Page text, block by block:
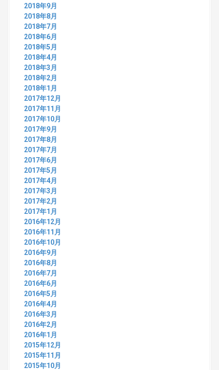
2018年9月
2018年8月
2018年7月
2018年6月
2018年5月
2018年4月
2018年3月
2018年2月
2018年1月
2017年12月
2017年11月
2017年10月
2017年9月
2017年8月
2017年7月
2017年6月
2017年5月
2017年4月
2017年3月
2017年2月
2017年1月
2016年12月
2016年11月
2016年10月
2016年9月
2016年8月
2016年7月
2016年6月
2016年5月
2016年4月
2016年3月
2016年2月
2016年1月
2015年12月
2015年11月
2015年10月